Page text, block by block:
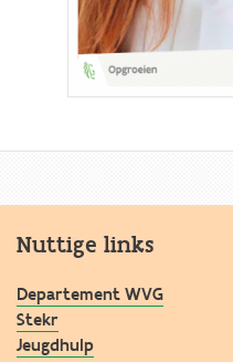
Nuttige links
Departement WVG
Stekr
Jeugdhulp